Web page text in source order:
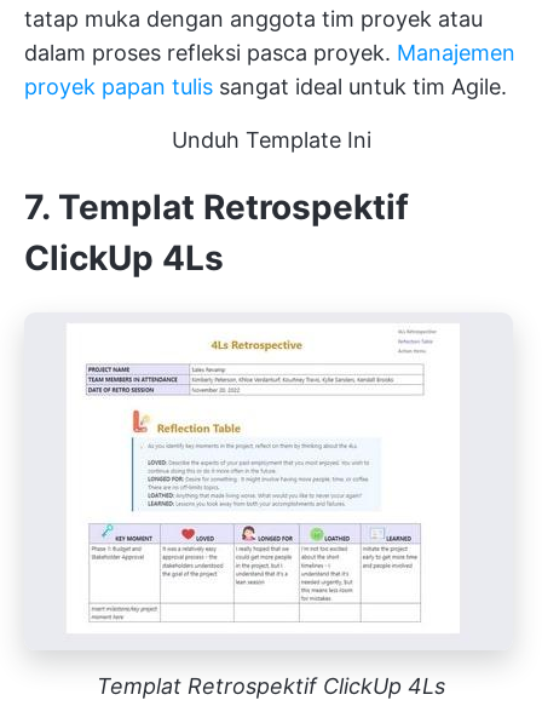
tatap muka dengan anggota tim proyek atau
dalam proses refleksi pasca proyek. Manajemen
proyek papan tulis sangat ideal untuk tim Agile.
Unduh Template Ini
7. Templat Retrospektif
ClickUp 4Ls
Templat Retrospektif ClickUp 4Ls